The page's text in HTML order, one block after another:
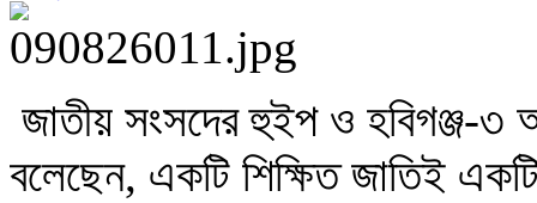
জাতীয় সংসদের হুইপ ও
বলেছেন, একটি শিক্ষিত জাতিই